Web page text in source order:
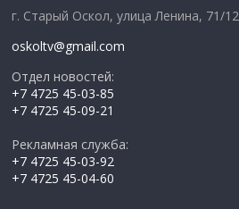
г. Старый Оскол, улица Ленина, 71/12
oskoltv@gmail.com
Отдел новостей:
+7 4725 45-03-85
+7 4725 45-09-21
Рекламная служба:
+7 4725 45-03-92
+7 4725 45-04-60